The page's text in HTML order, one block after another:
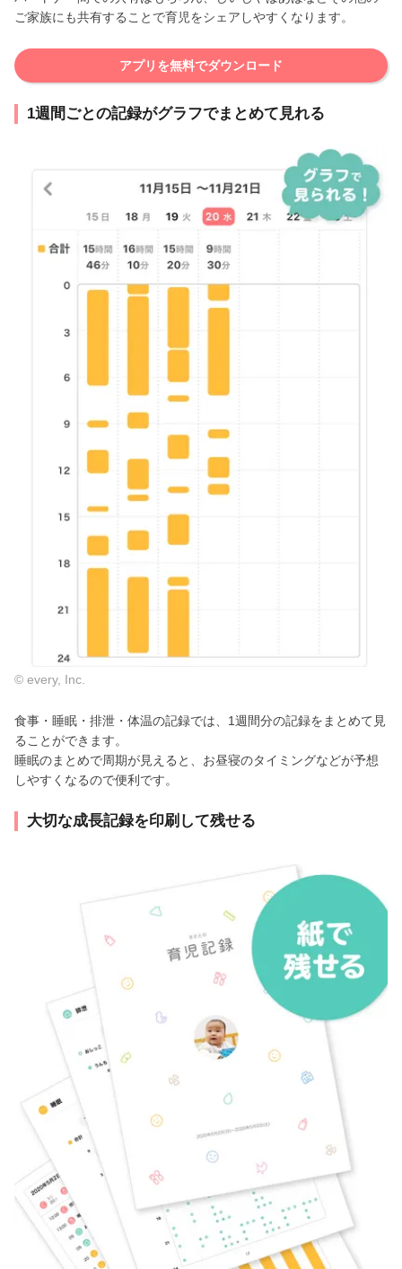
ご家族にも共有することで育児をシェアしやすくなります。
アプリを無料でダウンロード
1週間ごとの記録がグラフでまとめて見れる
© every, Inc.
食事・睡眠・排泄・体温の記録では、1週間分の記録をまとめて見
ることができます。
睡眠のまとめで周期が見えると、お昼寝のタイミングなどが予想
しやすくなるので便利です。
大切な成長記録を印刷して残せる